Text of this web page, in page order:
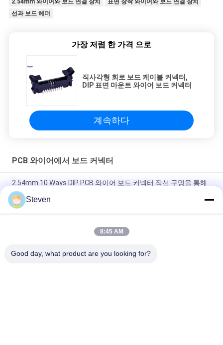
2.54mm 와이어와 보드 연결 장치
표면 장착 와이어와 보드 연결 장치
선과 보드 헤더
가장 저렴 한 가격 으로
직사각형 회로 보드 케이블 커넥터,
DIP 표면 마운트 와이어 보드 커넥터
계속하다
PCB 와이어에서 보드 커넥터
2.54mm 10 Ways DIP PCB 와이어 보드 커넥터 직선 구멍을 통해
SMT 타입 PCB 와이어 투 보드 커넥터 1.27mm 에젝터 헤더 1.5
AMP 전류 등급
1.27 밀리미터 케이블에 보드 커넥터, 남성 핀 인쇄 회로 보드 커넥
Steven
8:45 AM
Good day, what product are you looking for?